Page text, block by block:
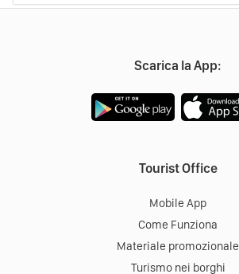
Scarica la App:
Tourist Office
Mobile App
Come Funziona
Materiale promozionale
Turismo nei borghi